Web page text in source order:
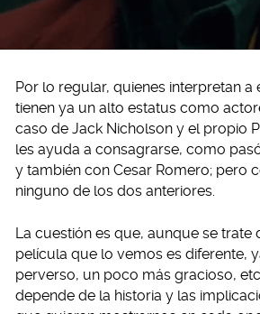
Por lo regular, quienes interpretan a
tienen ya un alto estatus como
caso de Jack Nicholson y el propio
les ayuda a consagrarse, como
y también con Cesar Romero; pero
ninguno de los dos anteriores.
La cuestión es que, aunque se trate
película que lo vemos es diferente,
perverso, un poco más gracioso,
depende de la historia y las